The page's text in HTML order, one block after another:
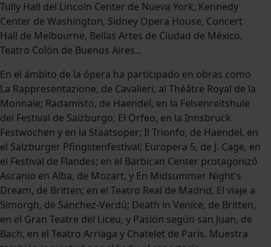
Tully Hall del Lincoln Center de Nueva York, Kennedy
Center de Washington, Sidney Opera House, Concert
Hall de Melbourne, Bellas Artes de Ciudad de México,
Teatro Colón de Buenos Aires...
En el ámbito de la ópera ha participado en obras como
La Rappresentazione, de Cavalieri, al Théâtre Royal de la
Monnaie; Radamisto, de Haendel, en la Felsenreitshule
del Festival de Salzburgo; El Orfeo, en la Innsbruck
Festwochen y en la Staatsoper; Il Trionfo, de Haendel, en
el Salzburger Pfingstenfestival; Europera 5, de J. Cage, en
el Festival de Flandes; en el Barbican Center protagonizó
Ascanio en Alba, de Mozart, y En Midsummer Night's
Dream, de Britten; en el Teatro Real de Madrid, El viaje a
Simorgh, de Sánchez-Verdú; Death in Venice, de Britten,
en el Gran Teatre del Liceu, y Pasión según san Juan, de
Bach, en el Teatro Arriaga y Chatelet de Paris. Muestra